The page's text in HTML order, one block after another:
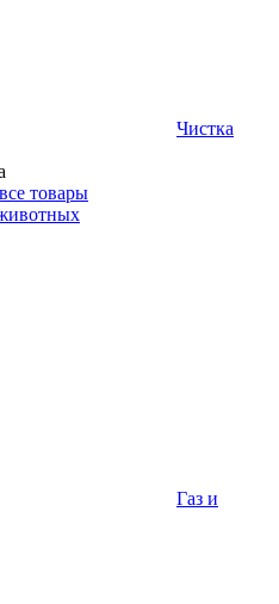
Чистка
товары
Газ и